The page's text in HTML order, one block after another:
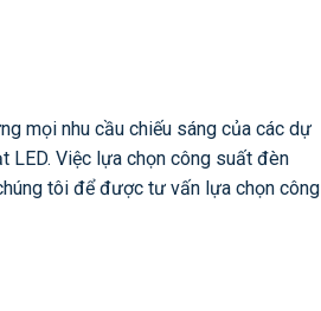
mọi nhu cầu chiếu sáng của các dự
LED. Việc lựa chọn công suất đèn
tôi để được tư vấn lựa chọn công